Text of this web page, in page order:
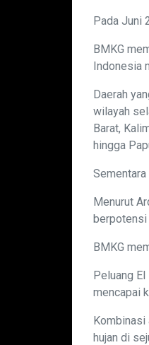
Pada Juni
BMKG
Indonesia
Daerah
wilayah
Barat,
hingga
Menurut
berpotensi
BMKG
Peluang
mencapai
Kombinasi
hujan di